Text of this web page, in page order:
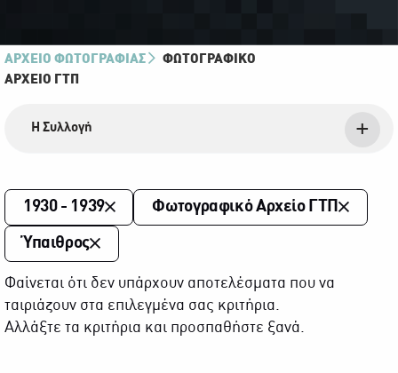
ΑΡΧΕΙΟ ΦΩΤΟΓΡΑΦΙΑΣ
ΦΩΤΟΓΡΑΦΙΚΌ
ΑΡΧΕΊΟ ΓΤΠ
Η Συλλογή
1930 - 1939 Φωτογραφικό Αρχείο ΓΤΠ
Ύπαιθρος
Φαίνεται ότι δεν υπάρχουν αποτελέσματα που να
ταιριάζουν στα επιλεγμένα σας κριτήρια.
Αλλάξτε τα κριτήρια και προσπαθήστε ξανά.